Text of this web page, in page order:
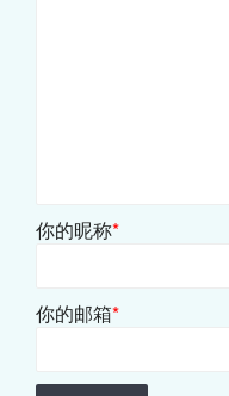
你的昵称*
你的邮箱*